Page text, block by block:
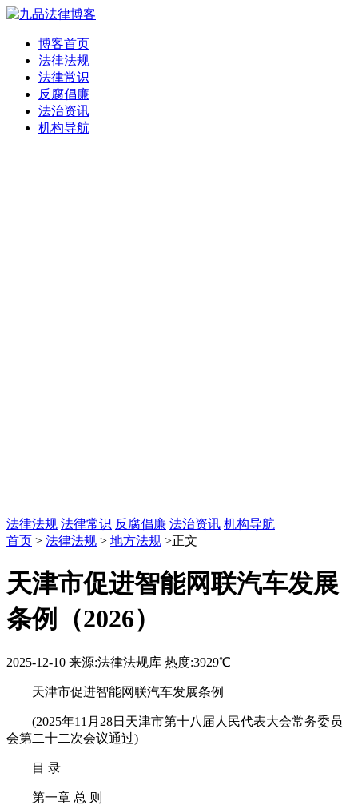
博客首页
法律法规
法律常识
反腐倡廉
法治资讯
机构导航
法律法规 法律常识 反腐倡廉 法治资讯 机构导航
首页 > 法律法规 > 地方法规 >正文
天津市促进智能网联汽车发展
条例（2026）
2025-12-10 来源:法律法规库 热度:3929℃
天津市促进智能网联汽车发展条例
(2025年11月28日天津市第十八届人民代表大会常务委员
会第二十二次会议通过)
目 录
第一章 总 则